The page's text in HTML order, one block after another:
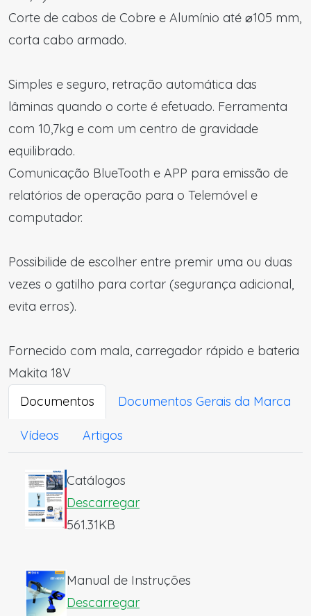
Corte de cabos de Cobre e Alumínio até ⌀105 mm,
corta cabo armado.
Simples e seguro, retração automática das
lâminas quando o corte é efetuado. Ferramenta
com 10,7kg e com um centro de gravidade
equilibrado.
Comunicação BlueTooth e APP para emissão de
relatórios de operação para o Telemóvel e
computador.
Possibilide de escolher entre premir uma ou duas
vezes o gatilho para cortar (segurança adicional,
evita erros).
Fornecido com mala, carregador rápido e bateria
Makita 18V
Documentos
Documentos Gerais da Marca
Vídeos Artigos
Catálogos
Descarregar
561.31KB
Manual de Instruções
Descarregar